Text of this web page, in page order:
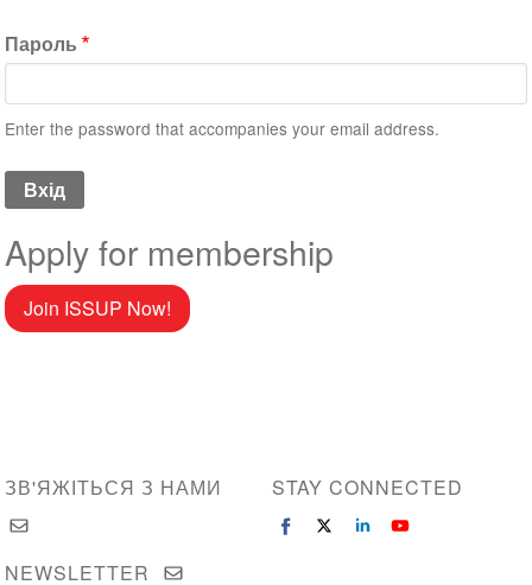
Пароль
Enter the password that accompanies your email address.
Apply for membership
Join ISSUP Now!
ЗВ'ЯЖІТЬСЯ З НАМИ STAY CONNECTED
NEWSLETTER